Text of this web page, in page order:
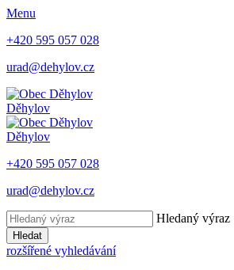
Menu
+420 595 057 028
urad@dehylov.cz
Děhylov
Děhylov
+420 595 057 028
urad@dehylov.cz
Hledaný výraz
Hledat
rozšířené vyhledávání